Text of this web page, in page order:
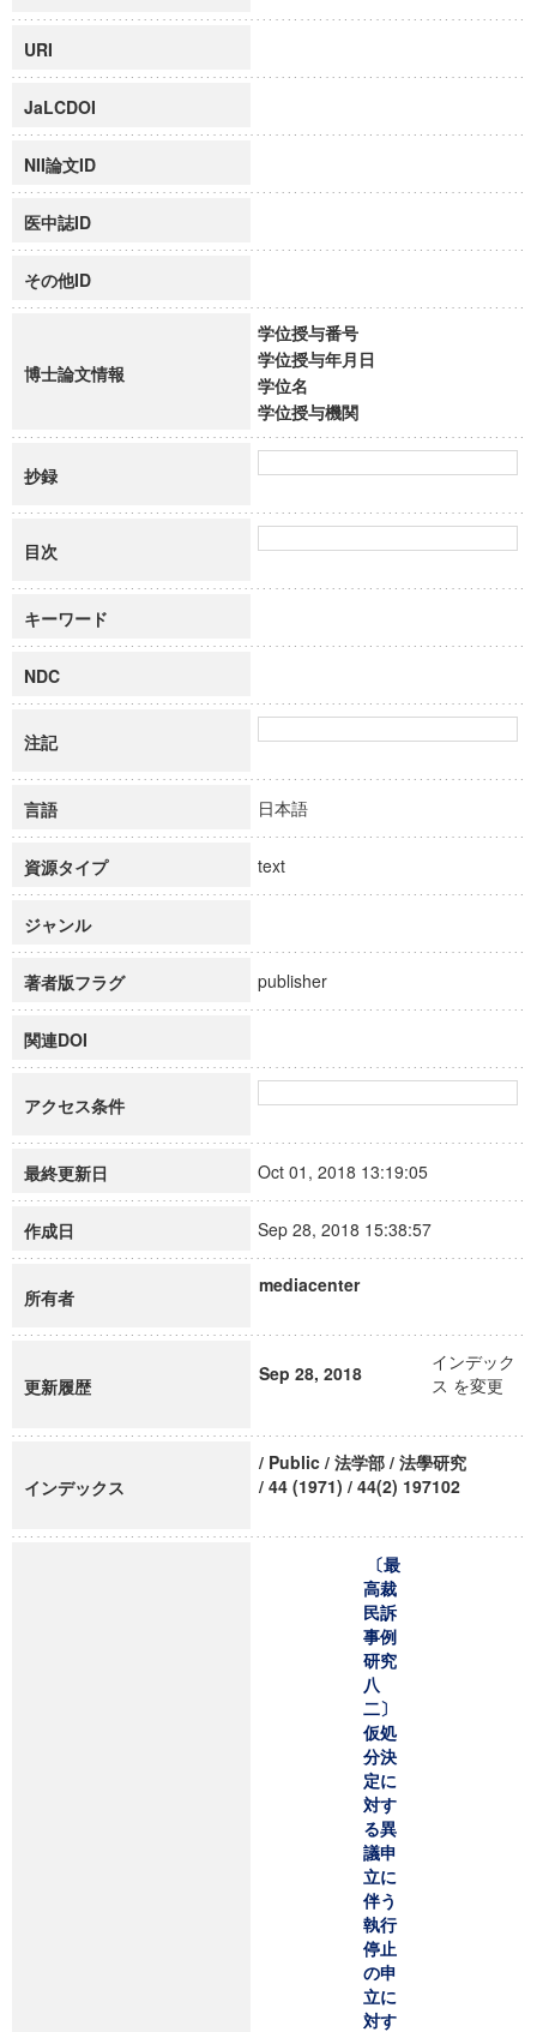
URI
JaLCDOI
NII論文ID
医中誌ID
その他ID
博士論文情報
学位授与番号
学位授与年月日
学位名
学位授与機関
抄録
目次
キーワード
NDC
注記
言語 日本語
資源タイプ text
ジャンル
著者版フラグ publisher
関連DOI
アクセス条件
最終更新日 Oct 01, 2018 13:19:05
作成日 Sep 28, 2018 15:38:57
所有者
mediacenter
更新履歴
Sep 28, 2018
インデック
ス を変更
インデックス
/ Public / 法学部 / 法學研究
/ 44 (1971) / 44(2) 197102
〔最
高裁
民訴
事例
研究
八
二〕
仮処
分決
定に
対す
る異
議申
立に
伴う
執行
停止
の申
立に
対す